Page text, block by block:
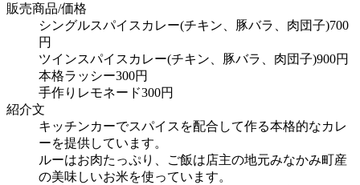
販売商品/価格
シングルスパイスカレー(チキン、豚バラ、肉団子)700
円
ツインスパイスカレー(チキン、豚バラ、肉団子)900円
本格ラッシー300円
手作りレモネード300円
紹介文
キッチンカーでスパイスを配合して作る本格的なカレ
ーを提供しています。
ルーはお肉たっぷり、ご飯は店主の地元みなかみ町産
の美味しいお米を使っています。